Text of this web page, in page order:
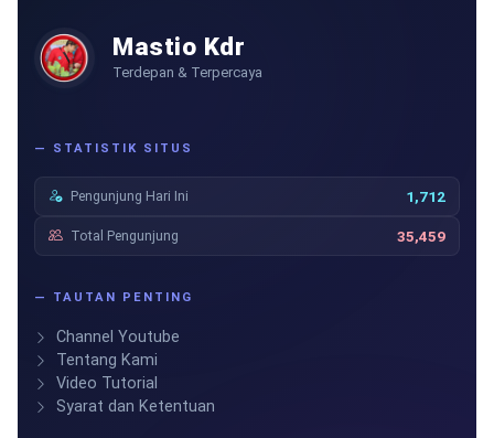
Mastio Kdr
Terdepan & Terpercaya
— STATISTIK SITUS
Pengunjung Hari Ini 1,712
Total Pengunjung 35,459
— TAUTAN PENTING
Channel Youtube
Tentang Kami
Video Tutorial
Syarat dan Ketentuan